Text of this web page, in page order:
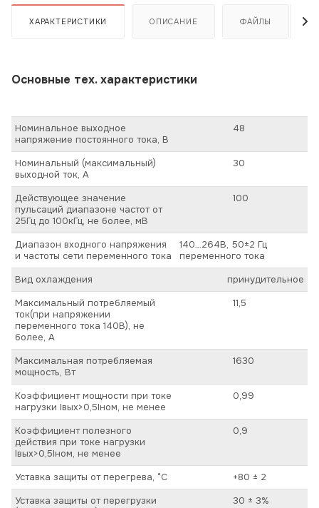
ХАРАКТЕРИСТИКИ ОПИСАНИЕ ФАЙЛЫ
Основные тех. характеристики
Номинальное выходное
напряжение постоянного тока, В
48
Номинальный (максимальный)
выходной ток, А
30
Действующее значение
пульсаций диапазоне частот от
25Гц до 100кГц, не более, мВ
100
Диапазон входного напряжения
и частоты сети переменного тока
140…264В, 50±2 Гц
переменного тока
Вид охлаждения
принудительное
Максимальный потребляемый
ток(при напряжении
переменного тока 140В), не
более, А
11,5
Максимальная потребляемая
мощность, Вт
1630
Коэффициент мощности при токе
нагрузки Iвых>0,5Iном, не менее
0,99
Коэффициент полезного
действия при токе нагрузки
Iвых>0,5Iном, не менее
0,9
Уставка защиты от перегрева, °C
+80 ± 2
Уставка защиты от перегрузки
30 ± 3%